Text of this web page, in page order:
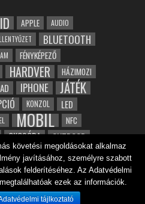
APPLE AUDIO
BLUETOOTH
FÉNYKÉPEZŐ
HARDVER HÁZIMOZI
IPHONE JÁTÉK
KONZOL LED
MOBIL NFC
OKOSÓRA OUTDOOR
SPORT TABLET
WIFI ZENE ZÖLD
ÓRA
követési megoldásokat alkalmaz
javításához, személyre szabott
felderítéséhez. Az Adatvédelmi
ezek az információk.
tájlkoztató